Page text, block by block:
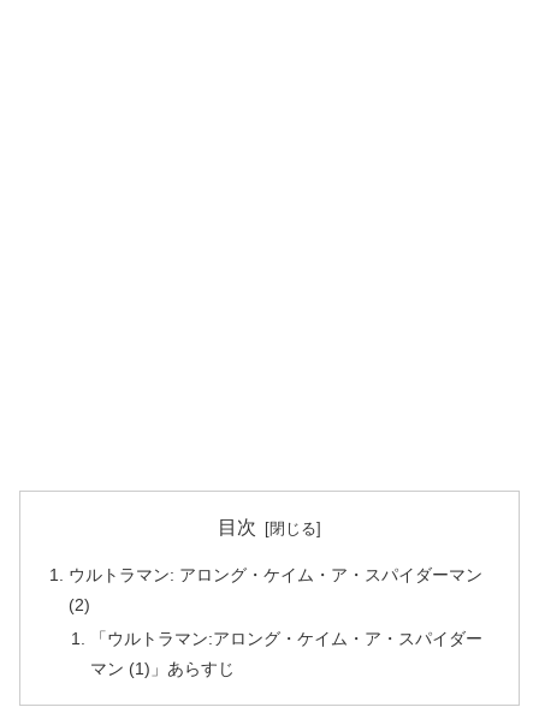
目次
ウルトラマン: アロング・ケイム・ア・スパイダーマン
(2)
「ウルトラマン:アロング・ケイム・ア・スパイダー
マン (1)」あらすじ